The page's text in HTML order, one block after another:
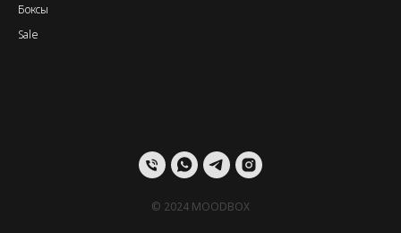
Боксы
Sale
© 2024 MOODBOX